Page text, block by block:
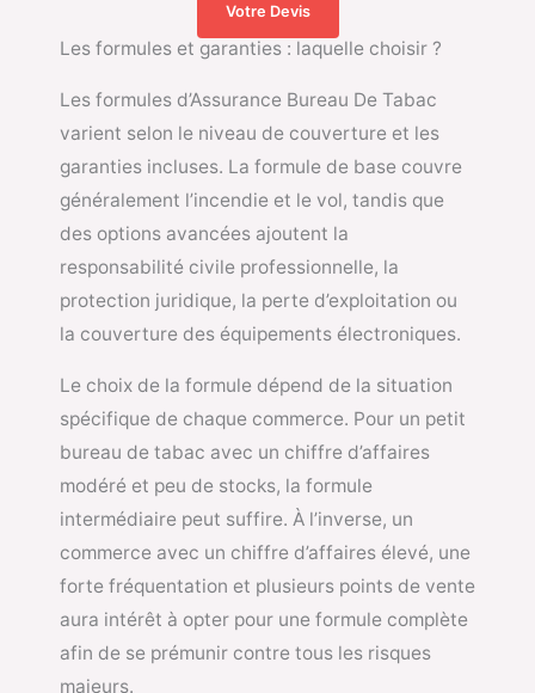
Votre Devis
Les formules et garanties : laquelle choisir ?
Les formules d’Assurance Bureau De Tabac
varient selon le niveau de couverture et les
garanties incluses. La formule de base couvre
généralement l’incendie et le vol, tandis que
des options avancées ajoutent la
responsabilité civile professionnelle, la
protection juridique, la perte d’exploitation ou
la couverture des équipements électroniques.
Le choix de la formule dépend de la situation
spécifique de chaque commerce. Pour un petit
bureau de tabac avec un chiffre d’affaires
modéré et peu de stocks, la formule
intermédiaire peut suffire. À l’inverse, un
commerce avec un chiffre d’affaires élevé, une
forte fréquentation et plusieurs points de vente
aura intérêt à opter pour une formule complète
afin de se prémunir contre tous les risques
majeurs.